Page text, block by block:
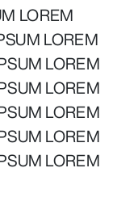
LOREM
LOREM
LOREM
LOREM
LOREM
LOREM
LOREM